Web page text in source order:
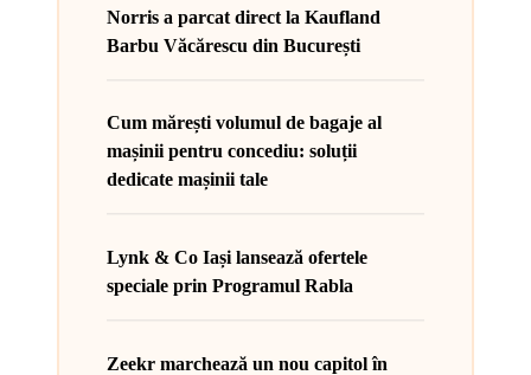
Norris a parcat direct la Kaufland
Barbu Văcărescu din București
Cum mărești volumul de bagaje al
mașinii pentru concediu: soluții
dedicate mașinii tale
Lynk & Co Iași lansează ofertele
speciale prin Programul Rabla
Zeekr marchează un nou capitol în